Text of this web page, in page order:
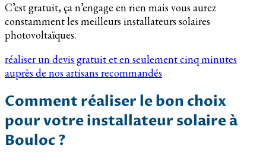
C’est gratuit, ça n’engage en rien mais vous aurez
constamment les meilleurs installateurs solaires
photovoltaïques.
réaliser un devis gratuit et en seulement cinq minutes
auprès de nos artisans recommandés
Comment réaliser le bon choix
pour votre installateur solaire à
Bouloc ?